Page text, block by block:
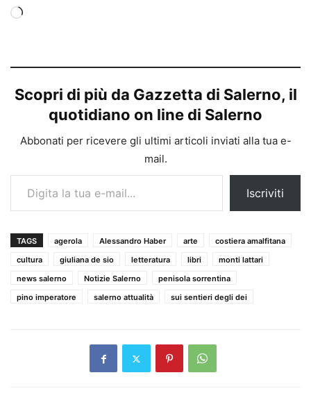
Caricamento
Scopri di più da Gazzetta di Salerno, il
quotidiano on line di Salerno
Abbonati per ricevere gli ultimi articoli inviati alla tua e-
mail.
Digita la tua e-mail...
Iscriviti
TAGS agerola Alessandro Haber arte
costiera amalfitana
cultura
giuliana de sio letteratura libri
monti lattari
news salerno
Notizie Salerno
penisola sorrentina
pino imperatore
salerno attualità sui sentieri degli dei